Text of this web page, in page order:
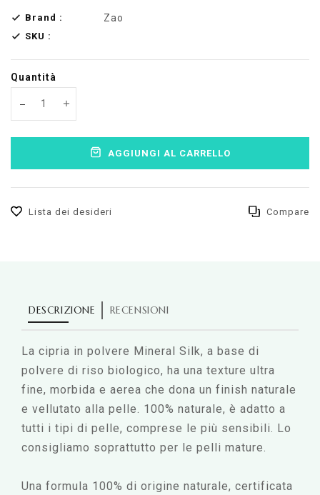
Brand : Zao
SKU :
Quantità
Translation missing: en.products.product.decrease
Translation missing:
AGGIUNGI AL CARRELLO
Lista dei desideri Compare
DESCRIZIONE RECENSIONI
La cipria in polvere Mineral Silk, a base di
polvere di riso biologico, ha una texture ultra
fine, morbida e aerea che dona un finish naturale
e vellutato alla pelle. 100% naturale, è adatto a
tutti i tipi di pelle, comprese le più sensibili. Lo
consigliamo soprattutto per le pelli mature.
Una formula 100% di origine naturale, certificata